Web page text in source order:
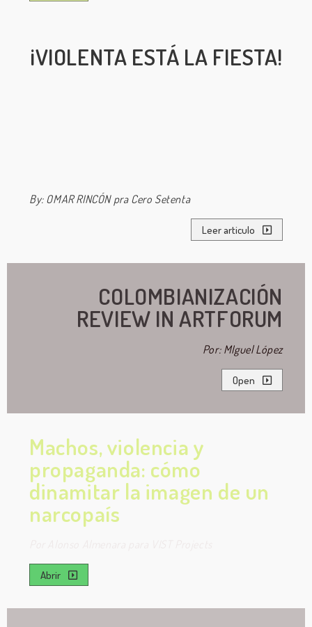
¡VIOLENTA ESTÁ LA FIESTA!
By: OMAR RINCÓN pra Cero Setenta
Leer articulo
COLOMBIANIZACIÓN
REVIEW IN ARTFORUM
Por: MIguel López
Open
Machos, violencia y
propaganda: cómo
dinamitar la imagen de un
narcopaís
Abrir